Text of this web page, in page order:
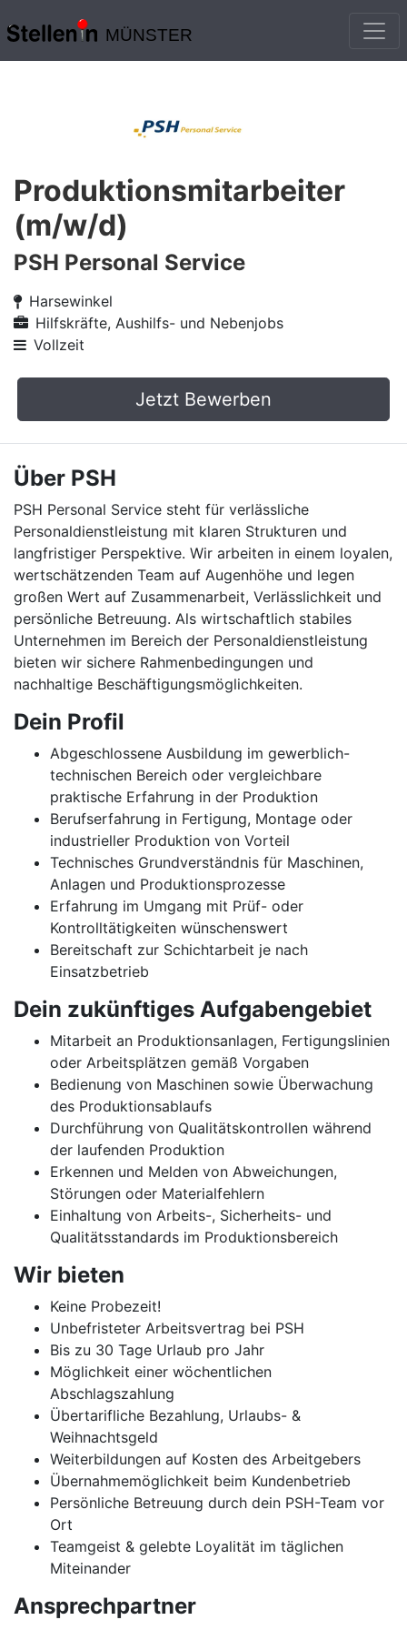
MÜNSTER
Produktionsmitarbeiter
(m/w/d)
PSH Personal Service
Harsewinkel
Hilfskräfte, Aushilfs- und Nebenjobs
Vollzeit
Jetzt Bewerben
Über PSH
PSH Personal Service steht für verlässliche
Personaldienstleistung mit klaren Strukturen und
langfristiger Perspektive. Wir arbeiten in einem loyalen,
wertschätzenden Team auf Augenhöhe und legen
großen Wert auf Zusammenarbeit, Verlässlichkeit und
persönliche Betreuung. Als wirtschaftlich stabiles
Unternehmen im Bereich der Personaldienstleistung
bieten wir sichere Rahmenbedingungen und
nachhaltige Beschäftigungsmöglichkeiten.
Dein Profil
Abgeschlossene Ausbildung im gewerblich-
technischen Bereich oder vergleichbare
praktische Erfahrung in der Produktion
Berufserfahrung in Fertigung, Montage oder
industrieller Produktion von Vorteil
Technisches Grundverständnis für Maschinen,
Anlagen und Produktionsprozesse
Erfahrung im Umgang mit Prüf- oder
Kontrolltätigkeiten wünschenswert
Bereitschaft zur Schichtarbeit je nach
Einsatzbetrieb
Dein zukünftiges Aufgabengebiet
Mitarbeit an Produktionsanlagen, Fertigungslinien
oder Arbeitsplätzen gemäß Vorgaben
Bedienung von Maschinen sowie Überwachung
des Produktionsablaufs
Durchführung von Qualitätskontrollen während
der laufenden Produktion
Erkennen und Melden von Abweichungen,
Störungen oder Materialfehlern
Einhaltung von Arbeits-, Sicherheits- und
Qualitätsstandards im Produktionsbereich
Wir bieten
Keine Probezeit!
Unbefristeter Arbeitsvertrag bei PSH
Bis zu 30 Tage Urlaub pro Jahr
Möglichkeit einer wöchentlichen
Abschlagszahlung
Übertarifliche Bezahlung, Urlaubs- &
Weihnachtsgeld
Weiterbildungen auf Kosten des Arbeitgebers
Übernahmemöglichkeit beim Kundenbetrieb
Persönliche Betreuung durch dein PSH-Team vor
Ort
Teamgeist & gelebte Loyalität im täglichen
Miteinander
Ansprechpartner